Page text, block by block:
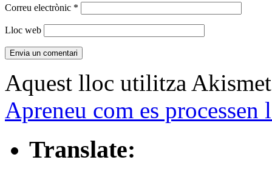
Correu electrònic *
Lloc web
Aquest lloc utilitza
Apreneu com es processen
Translate: